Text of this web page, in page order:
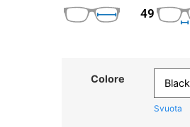
49
Colore
Svuota